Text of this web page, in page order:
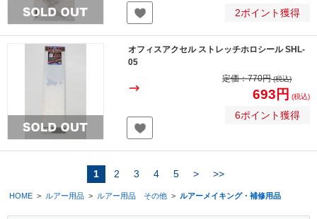
2ポイント獲得
オフィスアクセル ストレッチホロシール SHL-
05
定価：770円(税込)
693円 (税込)
6ポイント獲得
1 2 3 4 5 > >>
HOME > ルアー用品 > ルアー用品 その他 > ルアーメイキング・補修用品